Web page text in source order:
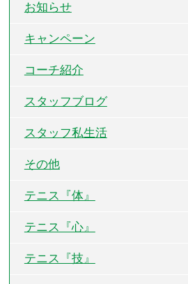
お知らせ
キャンペーン
コーチ紹介
スタッフブログ
スタッフ私生活
その他
テニス『体』
テニス『心』
テニス『技』